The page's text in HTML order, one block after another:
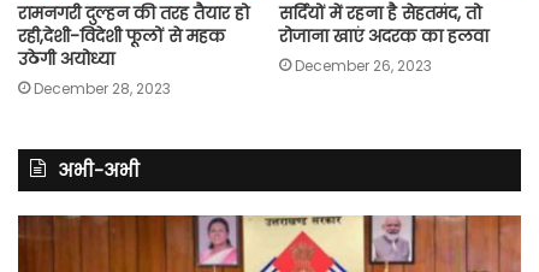
रामनगरी दुल्हन की तरह तैयार हो
रही,देशी-विदेशी फूलों से महक
उठेगी अयोध्या
December 28, 2023
सर्दियों में रहना है सेहतमंद, तो
रोजाना खाएं अदरक का हलवा
December 26, 2023
अभी-अभी